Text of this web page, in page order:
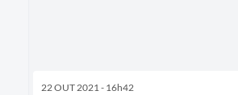
22 OUT 2021 - 16h42